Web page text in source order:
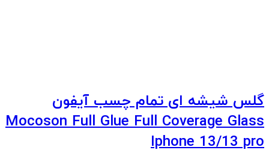
گلس شیشه ای تمام چسب آیفون
Mocoson Full Glue Full Coverage Glass
Iphone 13/13 pro